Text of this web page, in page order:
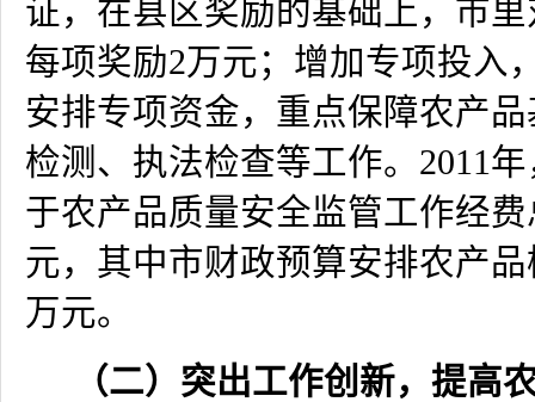
证，在县区奖励的基础上，市
每项奖励2万元；增加专项投入
安排专项资金，重点保障农产
检测、执法检查等工作。 2011
于农产品质量安全监管工作经
元，其中市财政预算安排农产
万元。
（二）突出工作创新，提高